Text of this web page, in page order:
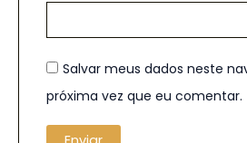
Salvar meus dados neste
próxima vez que eu comentar.